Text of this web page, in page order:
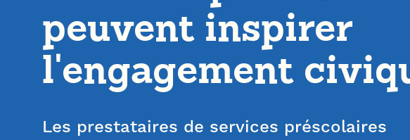
peuvent inspirer
l'engagement
Les prestataires de services préscolaires